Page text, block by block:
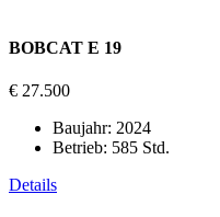
BOBCAT E 19
€ 27.500
Baujahr: 2024
Betrieb: 585 Std.
Details